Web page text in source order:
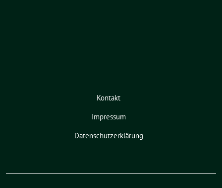
Kontakt
Impressum
Datenschutzerklärung